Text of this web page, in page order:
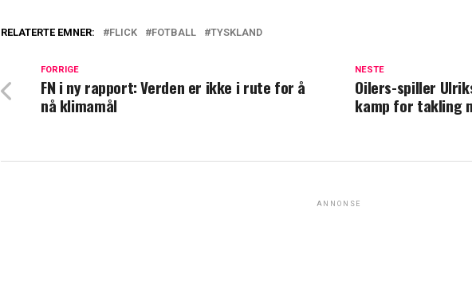
RELATERTE EMNER: FLICK FOTBALL TYSKLAND
NESTE
Oilers-spiller
kamp for takling
FORRIGE
FN i ny rapport: Verden er ikke i rute for å
nå klimamål
ANNONSE